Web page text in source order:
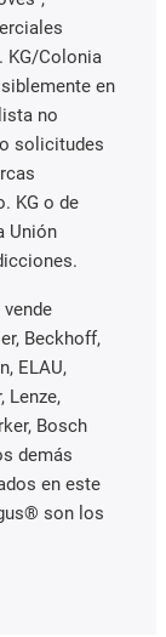
KG/Colonia
en
no
solicitudes
KG o de
Unión
Beckhoff,
ELAU,
Lenze,
Bosch
demás
en este
son los